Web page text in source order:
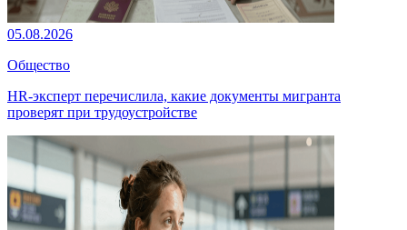
05.08.2026
Общество
HR-эксперт перечислила, какие документы мигранта
проверят при трудоустройстве